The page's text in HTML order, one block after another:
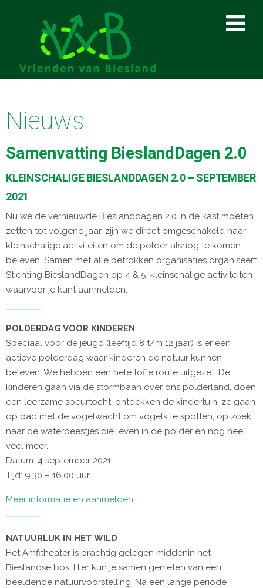
Nieuws
Samenvatting BieslandDagen 2.0
KLEINSCHALIGE BIESLANDDAGEN 2.0 – SEPTEMBER
2021
Nu we de vernieuwde Bieslanddagen 2.0 in de kast moeten
zetten tot volgend jaar, zijn we direct omgeschakeld naar
kleinschalige activiteiten om de polder alsnog te komen
beleven. Samen met alle betrokken organisaties organiseert
Stichting BieslandDagen op 4 & 5 kleinschalige activiteiten
waarvoor je kunt aanmelden:
POLDERDAG VOOR KINDEREN
Speciaal voor de jeugd (leeftijd 8 t/m 12 jaar) is er een
actieve polderdag waar kinderen de natuur kunnen
beleven. We hebben een hele toffe route uitgezet. De
kinderen gaan via de stormbaan over ons polderland, doen
een leerzame speurtocht, ontdekken de kindertuin, ze gaan
op pad met de vogelwacht om vogels te spotten, op zoek
naar de waterbeestjes die leven in de polder én nog heel
veel meer.
Datum: 4 september 2021
Tijd: 9.30 – 16.00 uur
Meer informatie en aanmelden
NATUURLIJK IN HET WILD
Het Amfitheater is prachtig gelegen middenin het
Bieslandse bos. Hier kun je samen genieten van een
beeldende natuurvoorstelling. Na een lange periode